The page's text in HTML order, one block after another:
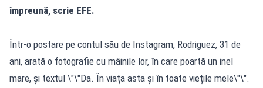
împreună, scrie EFE.
Într-o postare pe contul său de Instagram, Rodriguez, 31 de
ani, arată o fotografie cu mâinile lor, în care poartă un inel
mare, și textul \"\"Da. În viața asta și în toate viețile mele\"\".